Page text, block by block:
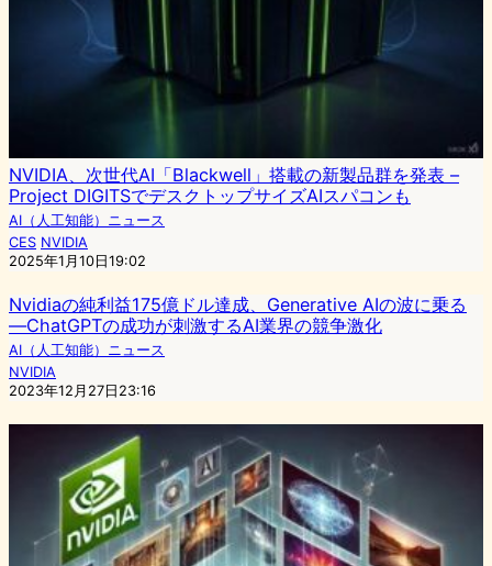
NVIDIA、次世代AI「Blackwell」搭載の新製品群を発表 –
Project DIGITSでデスクトップサイズAIスパコンも
AI（人工知能）ニュース
CES NVIDIA
2025年1月10日19:02
Nvidiaの純利益175億ドル達成、Generative AIの波に乗る
―ChatGPTの成功が刺激するAI業界の競争激化
AI（人工知能）ニュース
NVIDIA
2023年12月27日23:16